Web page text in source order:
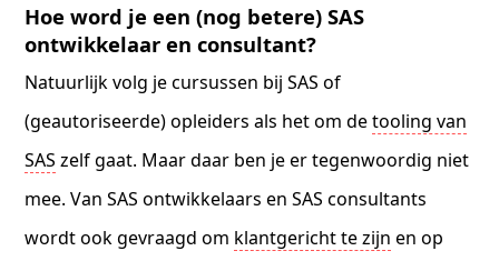
Hoe word je een (nog betere) SAS
ontwikkelaar en consultant?
Natuurlijk volg je cursussen bij SAS of
(geautoriseerde) opleiders als het om detooling van
SAS zelf gaat. Maar daar ben je er tegenwoordig niet
mee. Van SAS ontwikkelaars en SAS consultants
wordt ook gevraagd om klantgericht te zijn en op